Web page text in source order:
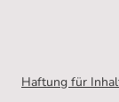
Haftung für